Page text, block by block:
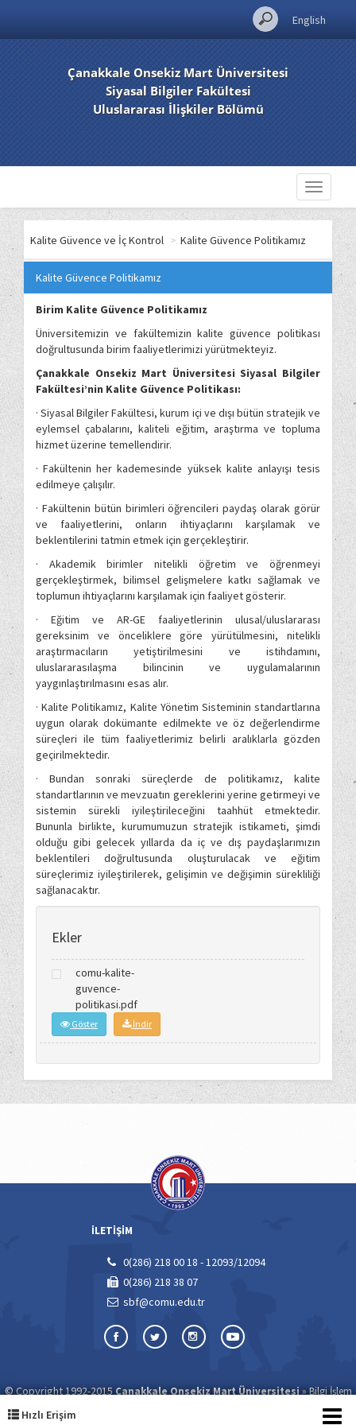
English
Çanakkale Onsekiz Mart Üniversitesi
Siyasal Bilgiler Fakültesi
Uluslararası İlişkiler Bölümü
Toggle
Hızlı Erişim
Kalite Güvence ve İç Kontrol > Kalite Güvence Politikamız
Kalite Güvence Politikamız
Birim Kalite Güvence Politikamız
Üniversitemizin ve fakültemizin kalite güvence politikası
doğrultusunda birim faaliyetlerimizi yürütmekteyiz.
Çanakkale Onsekiz Mart Üniversitesi Siyasal Bilgiler
Fakültesi’nin Kalite Güvence Politikası:
· Siyasal Bilgiler Fakültesi, kurum içi ve dışı bütün stratejik ve
eylemsel çabalarını, kaliteli eğitim, araştırma ve topluma
hizmet üzerine temellendirir.
· Fakültenin her kademesinde yüksek kalite anlayışı tesis
edilmeye çalışılır.
· Fakültenin bütün birimleri öğrencileri paydaş olarak görür
ve faaliyetlerini, onların ihtiyaçlarını karşılamak ve
beklentilerini tatmin etmek için gerçekleştirir.
· Akademik birimler nitelikli öğretim ve öğrenmeyi
gerçekleştirmek, bilimsel gelişmelere katkı sağlamak ve
toplumun ihtiyaçlarını karşılamak için faaliyet gösterir.
· Eğitim ve AR-GE faaliyetlerinin ulusal/uluslararası
gereksinim ve önceliklere göre yürütülmesini, nitelikli
araştırmacıların yetiştirilmesini ve istihdamını,
uluslararasılaşma bilincinin ve uygulamalarının
yaygınlaştırılmasını esas alır.
· Kalite Politikamız, Kalite Yönetim Sisteminin standartlarına
uygun olarak dokümante edilmekte ve öz değerlendirme
süreçleri ile tüm faaliyetlerimiz belirli aralıklarla gözden
geçirilmektedir.
· Bundan sonraki süreçlerde de politikamız, kalite
standartlarının ve mevzuatın gereklerini yerine getirmeyi ve
sistemin sürekli iyileştirileceğini taahhüt etmektedir.
Bununla birlikte, kurumumuzun stratejik istikameti, şimdi
olduğu gibi gelecek yıllarda da iç ve dış paydaşlarımızın
beklentileri doğrultusunda oluşturulacak ve eğitim
süreçlerimiz iyileştirilerek, gelişimin ve değişimin sürekliliği
sağlanacaktır.
Ekler
comu-kalite-
guvence-
politikasi.pdf
Göster İndir
İLETİŞİM
0(286) 218 00 18 - 12093/12094
0(286) 218 38 07
sbf@comu.edu.tr
© Copyright 1992-2015Çanakkale Onsekiz Mart Üniversitesi»Bilgi İşlem